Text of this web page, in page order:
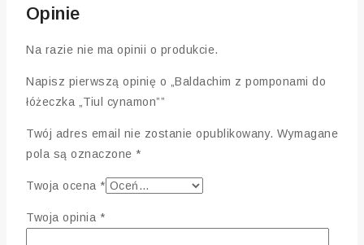
Opinie
Na razie nie ma opinii o produkcie.
Napisz pierwszą opinię o „Baldachim z pomponami do
łóżeczka „Tiul cynamon””
Twój adres email nie zostanie opublikowany. Wymagane
pola są oznaczone *
Twoja ocena *
Twoja opinia *